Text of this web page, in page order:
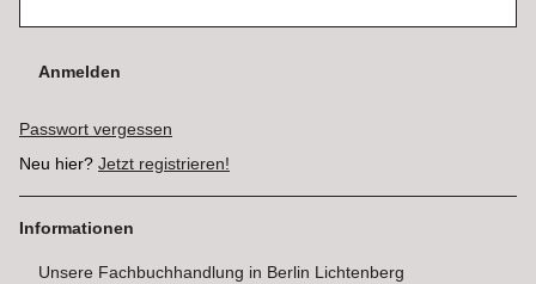
Anmelden
Passwort vergessen
Neu hier? Jetzt registrieren!
Informationen
Unsere Fachbuchhandlung in Berlin Lichtenberg